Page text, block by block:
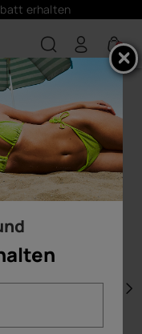
erhalten
0